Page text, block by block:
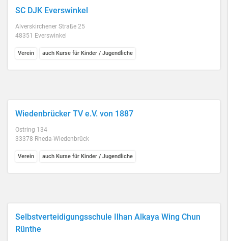
SC DJK Everswinkel
Alverskirchener Straße 25
48351 Everswinkel
Verein auch Kurse für Kinder / Jugendliche
Wiedenbrücker TV e.V. von 1887
Ostring 134
33378 Rheda-Wiedenbrück
Verein auch Kurse für Kinder / Jugendliche
Selbstverteidigungsschule Ilhan Alkaya Wing Chun
Rünthe